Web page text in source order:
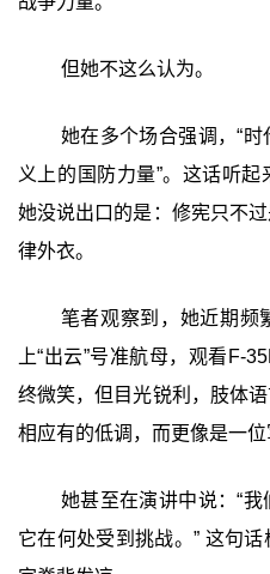
但她不这么认为。
她在多个场合强调，“
义上的国防力量”。这话听起
她没说出口的是：修宪只不
律外衣。
笔者观察到，她近期频
上“出云”号准航母，观看F-
终微笑，但目光锐利，肢体
相应有的低调，而更像是一位
她甚至在演讲中说：“
它在何处受到挑战。” 这句